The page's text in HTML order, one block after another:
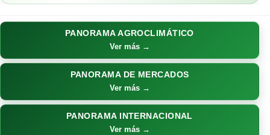
PANORAMA AGROCLIMÁTICO
Ver más →
PANORAMA DE MERCADOS
Ver más →
PANORAMA INTERNACIONAL
Ver más →